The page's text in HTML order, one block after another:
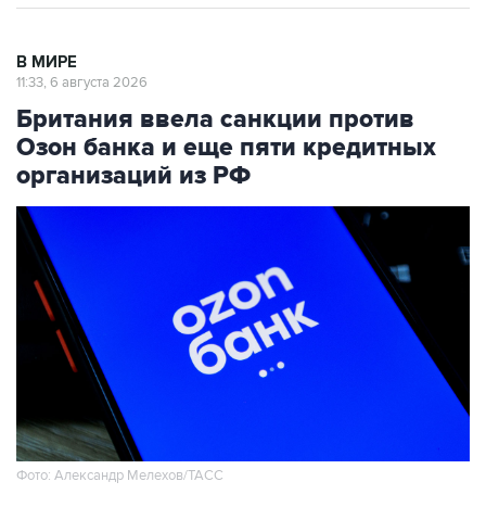
В МИРЕ
11:33, 6 августа 2026
Британия ввела санкции против
Озон банка и еще пяти кредитных
организаций из РФ
Фото: Александр Мелехов/ТАСС